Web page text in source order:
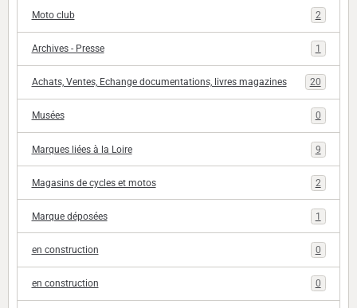
Moto club 2
Archives - Presse 1
Achats, Ventes, Echange documentations, livres magazines 20
Musées 0
Marques liées à la Loire 9
Magasins de cycles et motos 2
Marque déposées 1
en construction 0
en construction 0